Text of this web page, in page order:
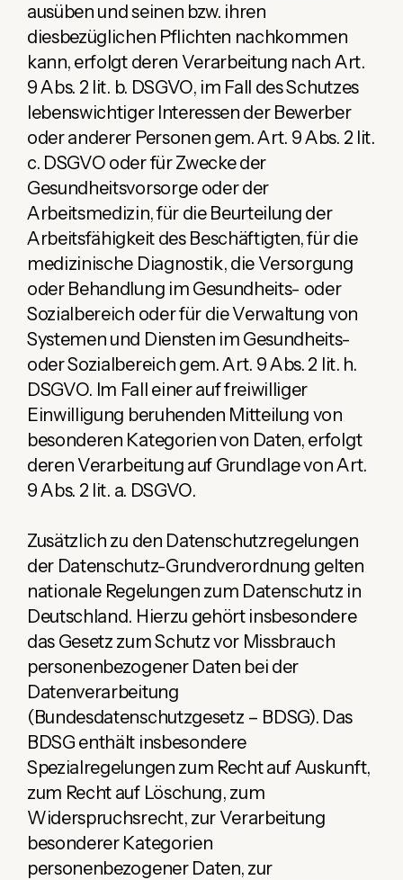
ausüben und seinen bzw. ihren
diesbezüglichen Pflichten nachkommen
kann, erfolgt deren Verarbeitung nach Art.
9 Abs. 2 lit. b. DSGVO, im Fall des Schutzes
lebenswichtiger Interessen der Bewerber
oder anderer Personen gem. Art. 9 Abs. 2 lit.
c. DSGVO oder für Zwecke der
Gesundheitsvorsorge oder der
Arbeitsmedizin, für die Beurteilung der
Arbeitsfähigkeit des Beschäftigten, für die
medizinische Diagnostik, die Versorgung
oder Behandlung im Gesundheits- oder
Sozialbereich oder für die Verwaltung von
Systemen und Diensten im Gesundheits-
oder Sozialbereich gem. Art. 9 Abs. 2 lit. h.
DSGVO. Im Fall einer auf freiwilliger
Einwilligung beruhenden Mitteilung von
besonderen Kategorien von Daten, erfolgt
deren Verarbeitung auf Grundlage von Art.
9 Abs. 2 lit. a. DSGVO.
Zusätzlich zu den Datenschutzregelungen
der Datenschutz-Grundverordnung gelten
nationale Regelungen zum Datenschutz in
Deutschland. Hierzu gehört insbesondere
das Gesetz zum Schutz vor Missbrauch
personenbezogener Daten bei der
Datenverarbeitung
(Bundesdatenschutzgesetz – BDSG). Das
BDSG enthält insbesondere
Spezialregelungen zum Recht auf Auskunft,
zum Recht auf Löschung, zum
Widerspruchsrecht, zur Verarbeitung
besonderer Kategorien
personenbezogener Daten, zur